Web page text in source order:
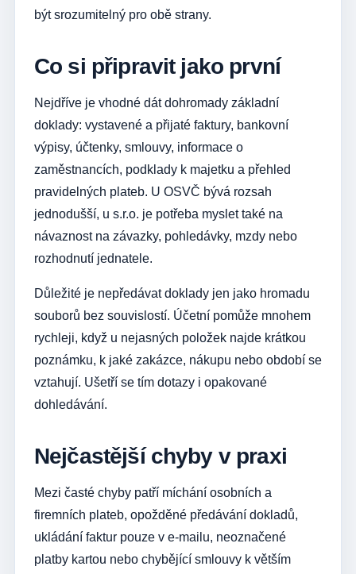
být srozumitelný pro obě strany.
Co si připravit jako první
Nejdříve je vhodné dát dohromady základní
doklady: vystavené a přijaté faktury, bankovní
výpisy, účtenky, smlouvy, informace o
zaměstnancích, podklady k majetku a přehled
pravidelných plateb. U OSVČ bývá rozsah
jednodušší, u s.r.o. je potřeba myslet také na
návaznost na závazky, pohledávky, mzdy nebo
rozhodnutí jednatele.
Důležité je nepředávat doklady jen jako hromadu
souborů bez souvislostí. Účetní pomůže mnohem
rychleji, když u nejasných položek najde krátkou
poznámku, k jaké zakázce, nákupu nebo období se
vztahují. Ušetří se tím dotazy i opakované
dohledávání.
Nejčastější chyby v praxi
Mezi časté chyby patří míchání osobních a
firemních plateb, opožděné předávání dokladů,
ukládání faktur pouze v e-mailu, neoznačené
platby kartou nebo chybějící smlouvy k větším